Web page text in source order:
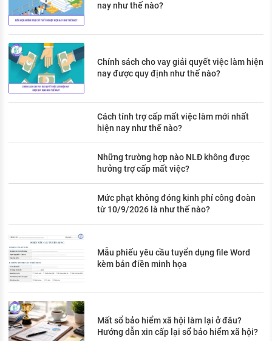
nay như thế nào?
Chính sách cho vay giải quyết việc làm hiện
nay được quy định như thế nào?
Cách tính trợ cấp mất việc làm mới nhất
hiện nay như thế nào?
Những trường hợp nào NLĐ không được
hưởng trợ cấp mất việc?
Mức phạt không đóng kinh phí công đoàn
từ 10/9/2026 là như thế nào?
Mẫu phiếu yêu cầu tuyển dụng file Word
kèm bản điền minh họa
Mất sổ bảo hiểm xã hội làm lại ở đâu?
Hướng dẫn xin cấp lại sổ bảo hiểm xã hội?